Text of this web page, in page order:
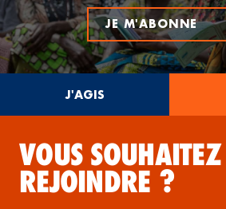
JE M'ABONNE
J'AGIS
VOUS
REJOINDRE ?